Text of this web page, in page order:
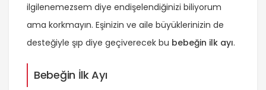
ilgilenemezsem diye endişelendiğinizi biliyorum
ama korkmayın. Eşinizin ve aile büyüklerinizin de
desteğiyle şıp diye geçiverecek bu bebeğin ilk ayı.
Bebeğin İlk Ayı